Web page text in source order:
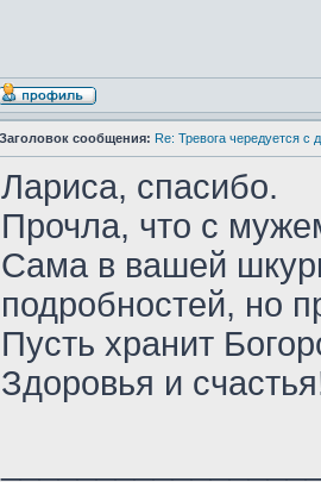
Заголовок сообщения: Re: Тревога чередуется с
Лариса, спасибо.
Прочла, что с
Сама в вашей
подробностей, но
Пусть хранит
Здоровья и